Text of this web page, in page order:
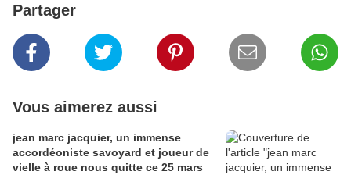
Partager
Vous aimerez aussi
jean marc jacquier, un immense
accordéoniste savoyard et joueur de
vielle à roue nous quitte ce 25 mars